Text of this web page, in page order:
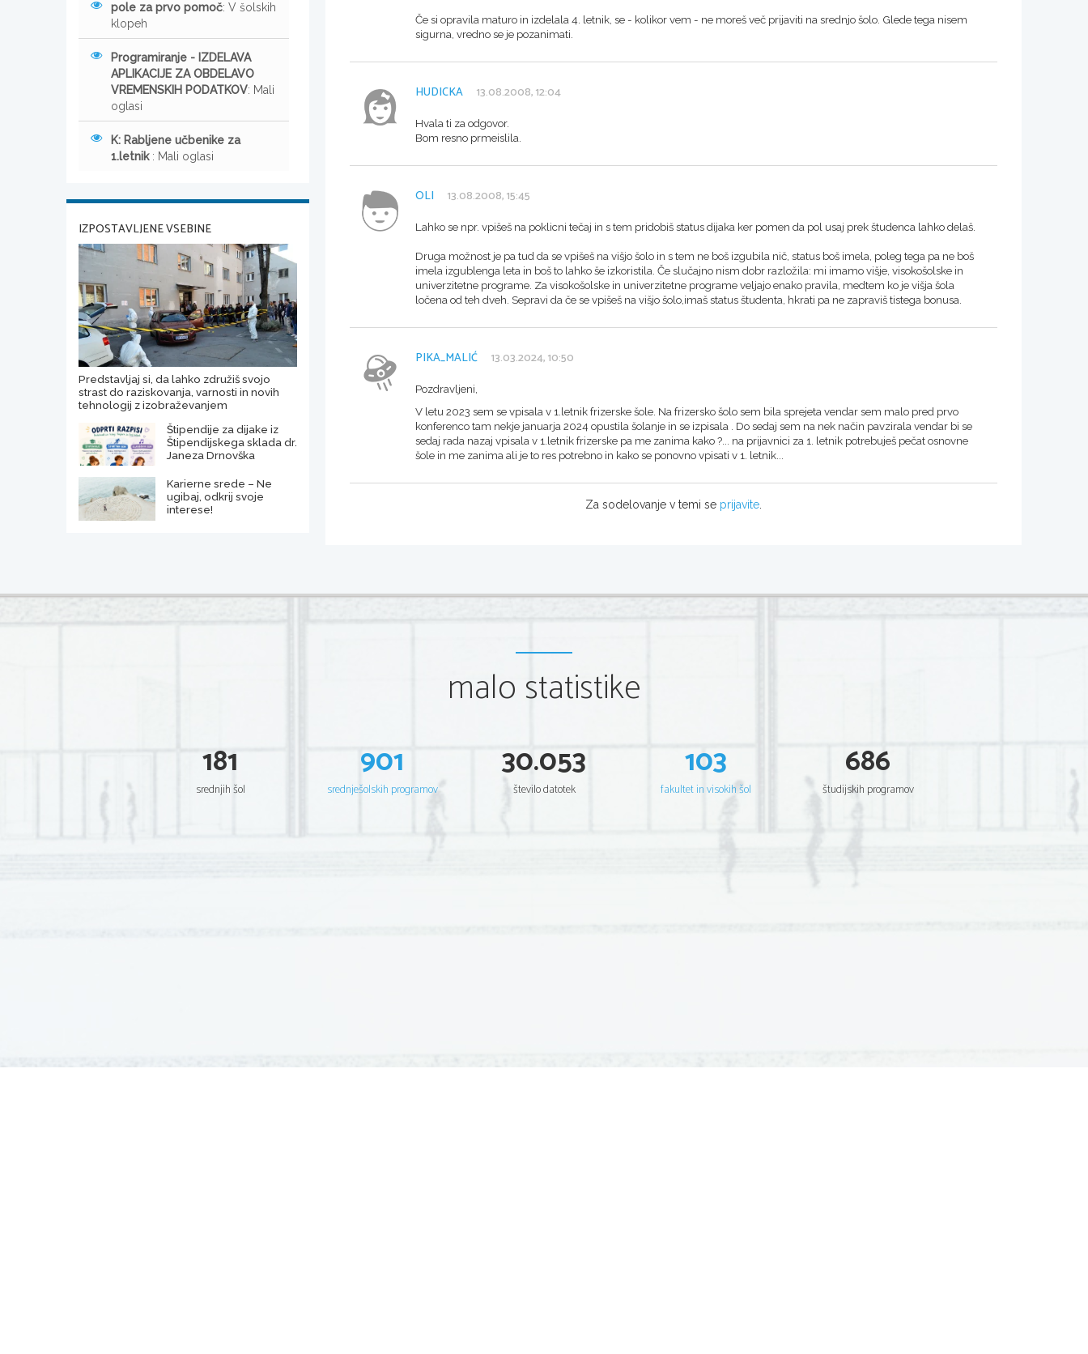
Če si opravila maturo in izdelala 4. letnik, se - kolikor vem - ne moreš več prijaviti na srednjo šolo. Glede tega nisem
sigurna, vredno se je pozanimati.
HUDICKA 13.08.2008, 12:04
Hvala ti za odgovor.
Bom resno prmeislila.
OLI 13.08.2008, 15:45
Lahko se npr. vpišeš na poklicni tečaj in s tem pridobiš status dijaka ker pomen da pol usaj prek študenca lahko delaš.
Druga možnost je pa tud da se vpišeš na višjo šolo in s tem ne boš izgubila nič, status boš imela, poleg tega pa ne boš
imela izgublenga leta in boš to lahko še izkoristila. Če slučajno nism dobr razložila: mi imamo višje, visokošolske in
univerzitetne programe. Za visokošolske in univerzitetne programe veljajo enako pravila, medtem ko je višja šola
ločena od teh dveh. Sepravi da če se vpišeš na višjo šolo,imaš status študenta, hkrati pa ne zapraviš tistega bonusa.
PIKA_MALIĆ 13.03.2024, 10:50
Pozdravljeni,
V letu 2023 sem se vpisala v 1.letnik frizerske šole. Na frizersko šolo sem bila sprejeta vendar sem malo pred prvo
konferenco tam nekje januarja 2024 opustila šolanje in se izpisala . Do sedaj sem na nek način pavzirala vendar bi se
sedaj rada nazaj vpisala v 1.letnik frizerske pa me zanima kako ?... na prijavnici za 1. letnik potrebuješ pečat osnovne
šole in me zanima ali je to res potrebno in kako se ponovno vpisati v 1. letnik...
Za sodelovanje v temi se prijavite
pole za prvo pomoč: V šolskih
klopeh
Programiranje - IZDELAVA
APLIKACIJE ZA OBDELAVO
VREMENSKIH PODATKOV: Mali
oglasi
K: Rabljene učbenike za
1.letnik : Mali oglasi
IZPOSTAVLJENE VSEBINE
Predstavljaj si, da lahko združiš svojo
strast do raziskovanja, varnosti in novih
tehnologij z izobraževanjem
Štipendije za dijake iz
Štipendijskega sklada dr.
Janeza Drnovška
Karierne srede – Ne
ugibaj, odkrij svoje
interese!
malo statistike
181
srednjih šol
901
srednješolskih programov
30.053
število datotek
103
fakultet in visokih šol
686
študijskih programov